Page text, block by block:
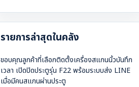
รายการล่าสุดในคลัง
ขอบคุณลูกค้าที่เลือกติดตั้งเครื่องสแกนนิ้วบันทึก
เวลา เปิดปิดประตูรุ่น F22 พร้อมระบบส่ง LINE
เมื่อมีคนสแกนผ่านประตู